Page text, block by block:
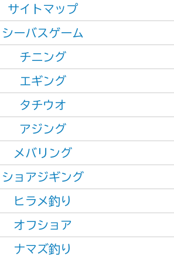
サイトマップ
シーバスゲーム
チニング
エギング
タチウオ
アジング
メバリング
ショアジギング
ヒラメ釣り
オフショア
ナマズ釣り